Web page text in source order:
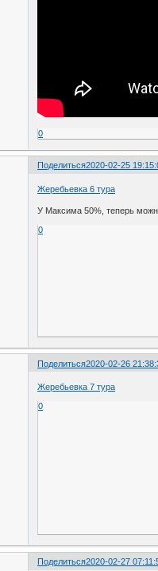
0
Поделиться2020-02-25
Жеребьевка 6 тура
У Максима 50%, теперь
0
Поделиться2020-02-26
Жеребьевка 7 тура
0
Поделиться2020-02-27